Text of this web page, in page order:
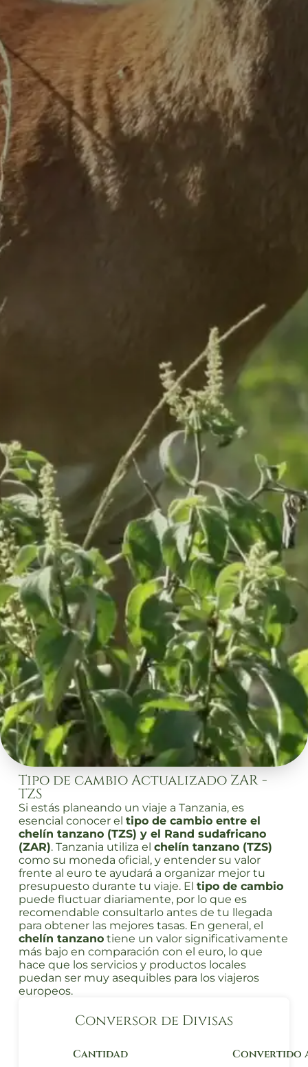
Tipo de cambio Actualizado ZAR -
TZS
Si estás planeando un viaje a Tanzania, es
esencial conocer el tipo de cambio entre el
chelín tanzano (TZS) y el Rand sudafricano
(ZAR). Tanzania utiliza el chelín tanzano (TZS)
como su moneda oficial, y entender su valor
frente al euro te ayudará a organizar mejor tu
presupuesto durante tu viaje. El tipo de cambio
puede fluctuar diariamente, por lo que es
recomendable consultarlo antes de tu llegada
para obtener las mejores tasas. En general, el
chelín tanzanotiene un valor significativamente
más bajo en comparación con el euro, lo que
hace que los servicios y productos locales
puedan ser muy asequibles para los viajeros
europeos.
Conversor de Divisas
Cantidad Convertido